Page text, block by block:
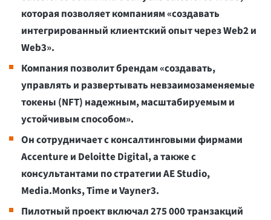
которая позволяет компаниям «создавать
интегрированный клиентский опыт через Web2 и
Web3».
Компания позволит брендам «создавать,
управлять и развертывать невзаимозаменяемые
токены (NFT) надежным, масштабируемым и
устойчивым способом».
Он сотрудничает с консалтинговыми фирмами
Accenture и Deloitte Digital, а также с
консультантами по стратегии AE Studio,
Media.Monks, Time и Vayner3.
Пилотный проект включал 275 000 транзакций